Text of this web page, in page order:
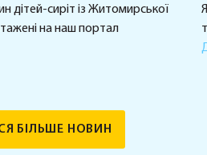
дітей-сиріт із Житомирської
на наш портал
БІЛЬШЕ НОВИН